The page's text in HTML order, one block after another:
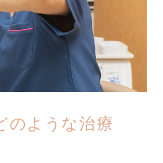
のような治療